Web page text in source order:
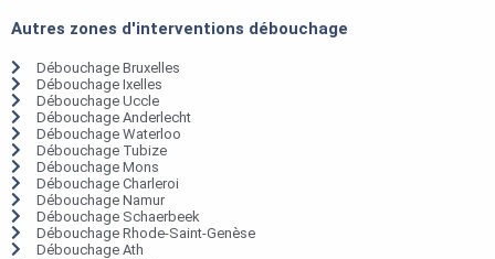
Autres zones d'interventions débouchage
Débouchage Bruxelles
Débouchage Ixelles
Débouchage Uccle
Débouchage Anderlecht
Débouchage Waterloo
Débouchage Tubize
Débouchage Mons
Débouchage Charleroi
Débouchage Namur
Débouchage Schaerbeek
Débouchage Rhode-Saint-Genèse
Débouchage Ath